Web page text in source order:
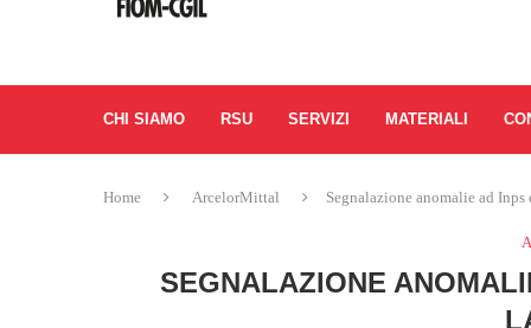
CHI SIAMO RSU SERVIZI MATERIALI
Home ArcelorMittal Segnalazione anomalie ad
SEGNALAZIONE